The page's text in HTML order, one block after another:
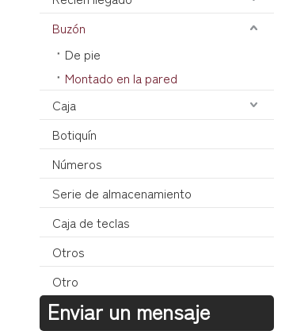
Buzón
De pie
Montado en la pared
Caja
Botiquín
Números
Serie de almacenamiento
Caja de teclas
Otros
Otro
Enviar un mensaje